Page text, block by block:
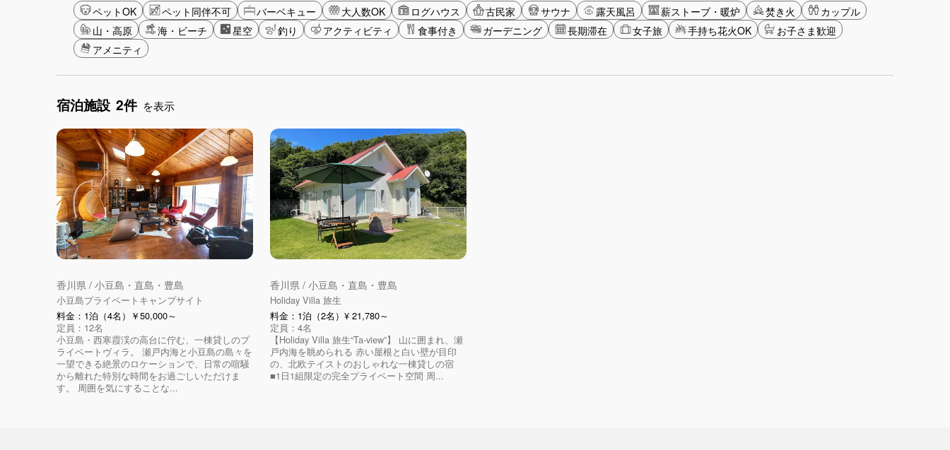
ペットOK ペット同伴不可 バーベキュー 大人数OK ログハウス 古民家 サウナ 露天風呂 薪ストーブ・暖炉 焚き火
カップル
山・高原
海・ビーチ 星空 釣り アクティビティ 食事付き ガーデニング 長期滞在 女子旅 手持ち花火OK
お子さま歓迎
アメニティ
宿泊施設 2件 を表示
香川県 / 小豆島・直島・豊島
小豆島プライベートキャンプサイト
料金：1泊（4名）￥50,000～
定員：12名
小豆島・西寒霞渓の高台に佇む、一棟貸しのプ
ライベートヴィラ。 瀬戸内海と小豆島の島々を
一望できる絶景のロケーションで、日常の喧騒
から離れた特別な時間をお過ごしいただけま
す。 周囲を気にすることな...
香川県 / 小豆島・直島・豊島
Holiday Villa 旅生
料金：1泊（2名）¥ 21,780～
定員：4名
【Holiday Villa 旅生“Ta-view”】 山に囲まれ、瀬
戸内海を眺められる 赤い屋根と白い壁が目印
の、北欧テイストのおしゃれな一棟貸しの宿
■1日1組限定の完全プライベート空間 周...